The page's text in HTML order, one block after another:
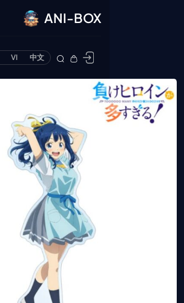
ANI-BOX
VI 中文
ปิด
ONE PIECE
Cardgame
Cardlist
Collection
Deck Builder
My-Collection
Deck Library
Deck Share
PREMIUM SERVICE
ทีวีออนไลน์
แนะนำรายการทีวี
อนิเมะ